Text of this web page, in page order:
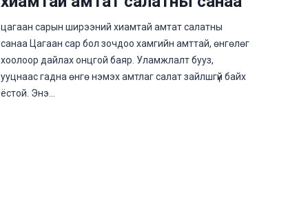
цагаан сарын ширээний хиамтай амтат салатны
санаа Цагаан сар бол зочдоо хамгийн амттай, өнгөлөг
хоолоор дайлах онцгой баяр. Уламжлалт бууз,
ууцнаас гадна өнгө нэмэх амтлаг салат зайлшгүй байх
ёстой. Энэ…